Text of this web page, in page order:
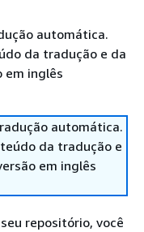
automática.
da tradução e da
em inglês
automática.
da tradução e
em inglês
repositório, você